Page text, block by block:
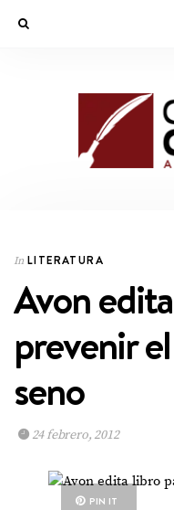
In LITERATURA
Avon
prevenir
seno
24 febrero, 2012
PIN IT